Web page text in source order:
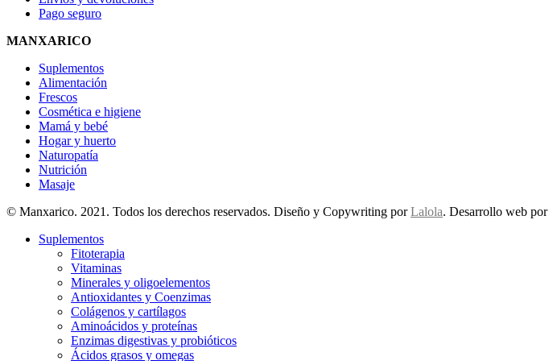
Pago seguro
MANXARICO
Suplementos
Alimentación
Frescos
Cosmética e higiene
Mamá y bebé
Hogar y huerto
Naturopatía
Nutrición
Masaje
© Manxarico. 2021. Todos los derechos reservados. Diseño y Copywriting porLalola. Desarrollo web por
Suplementos
Fitoterapia
Vitaminas
Minerales y oligoelementos
Antioxidantes y Coenzimas
Colágenos y cartílagos
Aminoácidos y proteínas
Enzimas digestivas y probióticos
Ácidos grasos y omegas